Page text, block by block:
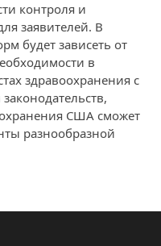
контроля и
заявителей. В
будет зависеть от
в
здравоохранения с
США сможет
разнообразной